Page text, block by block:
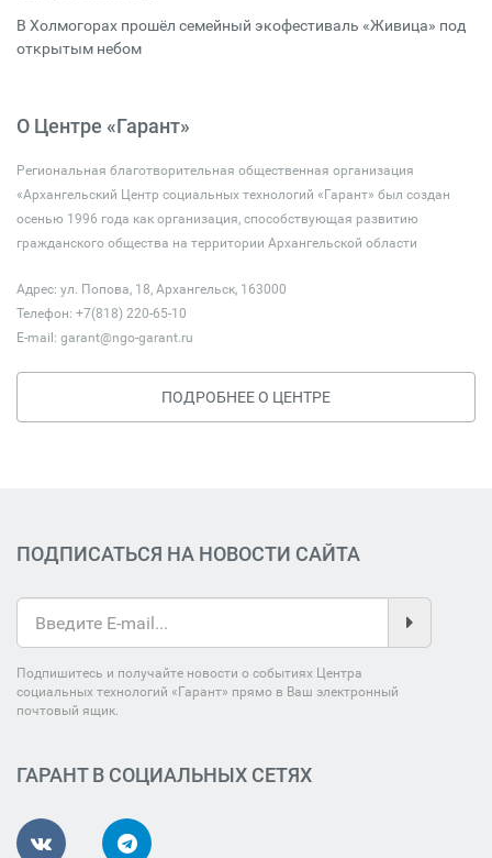
В Холмогорах прошёл семейный экофестиваль «Живица» под
открытым небом
О Центре «Гарант»
Региональная благотворительная общественная организация
«Архангельский Центр социальных технологий «Гарант» был создан
осенью 1996 года как организация, способствующая развитию
гражданского общества на территории Архангельской области
Адрес: ул. Попова, 18, Архангельск, 163000
Телефон: +7(818) 220-65-10
E-mail: garant@ngo-garant.ru
ПОДРОБНЕЕ О ЦЕНТРЕ
ПОДПИСАТЬСЯ НА НОВОСТИ САЙТА
Подпишитесь и получайте новости о событиях Центра
социальных технологий «Гарант» прямо в Ваш электронный
почтовый ящик.
ГАРАНТ В СОЦИАЛЬНЫХ СЕТЯХ